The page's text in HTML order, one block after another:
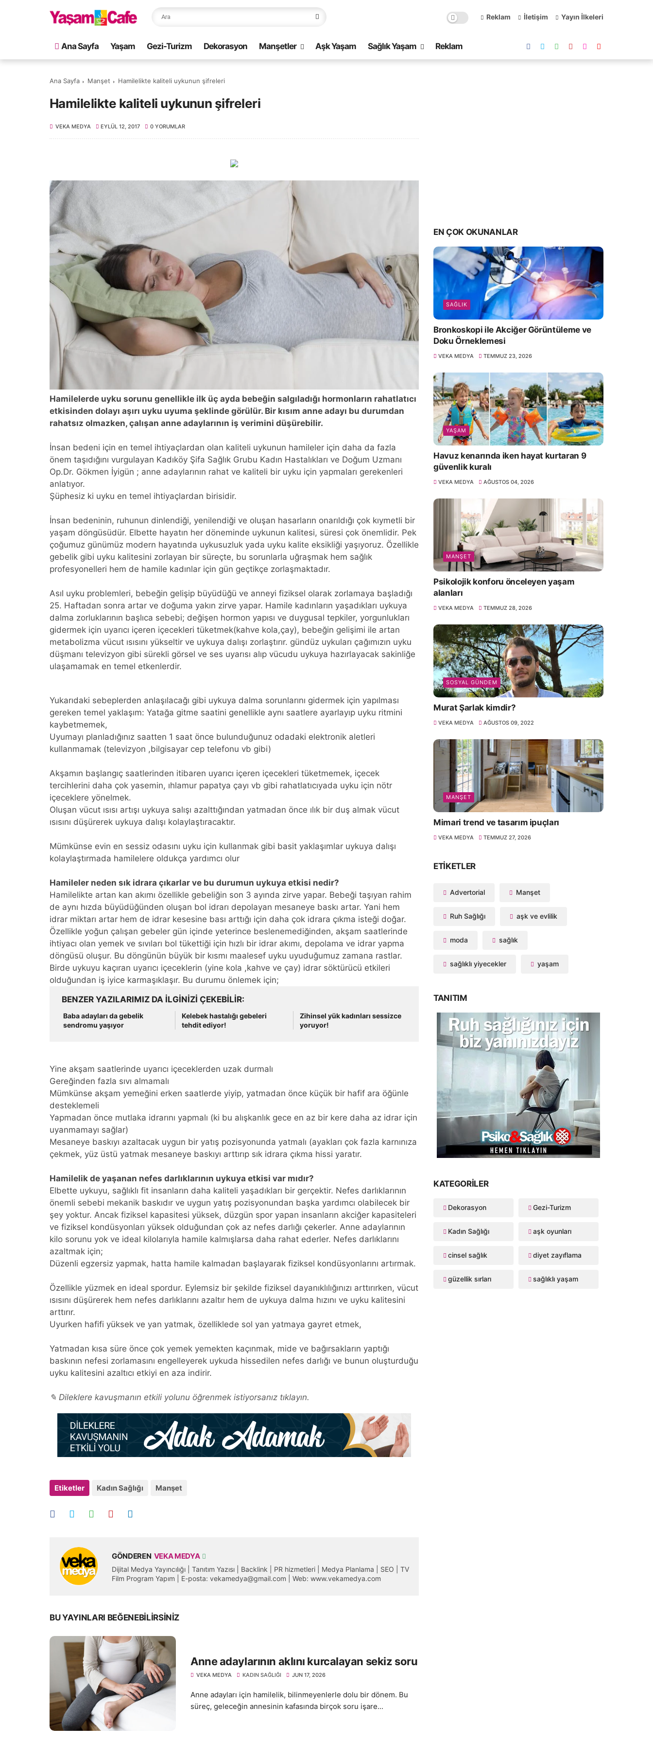
Reklam İletişim Yayın İlkeleri
Ana Sayfa Yaşam Gezi-Turizm Dekorasyon Manşetler Aşk Yaşam Sağlık Yaşam Reklam
Ana Sayfa Manşet Hamilelikte kaliteli uykunun şifreleri
Hamilelikte kaliteli uykunun şifreleri
VEKA MEDYA EYLÜL 12, 2017 0 YORUMLAR
Hamilelerde uyku sorunu genellikle ilk üç ayda bebeğin salgıladığı hormonların rahatlatıcı
etkisinden dolayı aşırı uyku uyuma şeklinde görülür. Bir kısım anne adayı bu durumdan
rahatsız olmazken, çalışan anne adaylarının iş verimini düşürebilir.
İnsan bedeni için en temel ihtiyaçlardan olan kaliteli uykunun hamileler için daha da fazla
önem taşıdığını vurgulayan Kadıköy Şifa Sağlık Grubu Kadın Hastalıkları ve Doğum Uzmanı
Op.Dr. Gökmen İyigün ; anne adaylarının rahat ve kaliteli bir uyku için yapmaları gerekenleri
anlatıyor.
Şüphesiz ki uyku en temel ihtiyaçlardan birisidir.
İnsan bedeninin, ruhunun dinlendiği, yenilendiği ve oluşan hasarların onarıldığı çok kıymetli bir
yaşam döngüsüdür. Elbette hayatın her döneminde uykunun kalitesi, süresi çok önemlidir. Pek
çoğumuz günümüz modern hayatında uykusuzluk yada uyku kalite eksikliği yaşıyoruz. Özellikle
gebelik gibi uyku kalitesini zorlayan bir süreçte, bu sorunlarla uğraşmak hem sağlık
profesyonelleri hem de hamile kadınlar için gün geçtikçe zorlaşmaktadır.
Asıl uyku problemleri, bebeğin gelişip büyüdüğü ve anneyi fiziksel olarak zorlamaya başladığı
25. Haftadan sonra artar ve doğuma yakın zirve yapar. Hamile kadınların yaşadıkları uykuya
dalma zorluklarının başlıca sebebi; değişen hormon yapısı ve duygusal tepkiler, yorgunlukları
gidermek için uyarıcı içeren içecekleri tüketmek(kahve kola,çay), bebeğin gelişimi ile artan
metabolizma vücut ısısını yükseltir ve uykuya dalışı zorlaştırır. gündüz uykuları çağımızın uyku
düşmanı televizyon gibi sürekli görsel ve ses uyarısı alıp vücudu uykuya hazırlayacak sakinliğe
ulaşamamak en temel etkenlerdir.
Yukarıdaki sebeplerden anlaşılacağı gibi uykuya dalma sorunlarını gidermek için yapılması
gereken temel yaklaşım: Yatağa gitme saatini genellikle aynı saatlere ayarlayıp uyku ritmini
kaybetmemek,
Uyumayı planladığınız saatten 1 saat önce bulunduğunuz odadaki elektronik aletleri
kullanmamak (televizyon ,bilgisayar cep telefonu vb gibi)
Akşamın başlangıç saatlerinden itibaren uyarıcı içeren içecekleri tüketmemek, içecek
tercihlerini daha çok yasemin, ıhlamur papatya çayı vb gibi rahatlatıcıyada uyku için nötr
içeceklere yönelmek.
Oluşan vücut ısısı artışı uykuya salışı azalttığından yatmadan önce ılık bir duş almak vücut
ısısını düşürerek uykuya dalışı kolaylaştıracaktır.
Mümkünse evin en sessiz odasını uyku için kullanmak gibi basit yaklaşımlar uykuya dalışı
kolaylaştırmada hamilelere oldukça yardımcı olur
Hamileler neden sık idrara çıkarlar ve bu durumun uykuya etkisi nedir?
Hamilelikte artan kan akımı özellikle gebeliğin son 3 ayında zirve yapar. Bebeği taşıyan rahim
de aynı hızda büyüdüğünden oluşan bol idrarı depolayan mesaneye baskı artar. Yani hem
idrar miktarı artar hem de idrar kesesine bası arttığı için daha çok idrara çıkma isteği doğar.
Özellikle yoğun çalışan gebeler gün içinde yeterince beslenemediğinden, akşam saatlerinde
ihtiyacı olan yemek ve sıvıları bol tükettiği için hızlı bir idrar akımı, depolama ve idrar yapma
döngüsü oluşur. Bu döngünün büyük bir kısmı maalesef uyku uyuduğumuz zamana rastlar.
Birde uykuyu kaçıran uyarıcı içeceklerin (yine kola ,kahve ve çay) idrar söktürücü etkileri
olduğundan iş iyice karmaşıklaşır. Bu durumu önlemek için;
BENZER YAZILARIMIZ DA ILGINIZI ÇEKEBILIR
Baba adayları da gebelik
sendromu yaşıyor
Kelebek hastalığı gebeleri
tehdit ediyor!
Zihinsel yük kadınları sessizce
yoruyor!
Yine akşam saatlerinde uyarıcı içeceklerden uzak durmalı
Gereğinden fazla sıvı almamalı
Mümkünse akşam yemeğini erken saatlerde yiyip, yatmadan önce küçük bir hafif ara öğünle
desteklemeli
Yapmadan önce mutlaka idrarını yapmalı (ki bu alışkanlık gece en az bir kere daha az idrar için
uyanmamayı sağlar)
Mesaneye baskıyı azaltacak uygun bir yatış pozisyonunda yatmalı (ayakları çok fazla karnınıza
çekmek, yüz üstü yatmak mesaneye baskıyı arttırıp sık idrara çıkma hissi yaratır.
Hamilelik de yaşanan nefes darlıklarının uykuya etkisi var mıdır?
Elbette uykuyu, sağlıklı fit insanların daha kaliteli yaşadıkları bir gerçektir. Nefes darlıklarının
önemli sebebi mekanik baskıdır ve uygun yatış pozisyonundan başka yardımcı olabilecek bir
şey yoktur. Ancak fiziksel kapasitesi yüksek, düzgün spor yapan insanların akciğer kapasiteleri
ve fiziksel kondüsyonları yüksek olduğundan çok az nefes darlığı çekerler. Anne adaylarının
kilo sorunu yok ve ideal kilolarıyla hamile kalmışlarsa daha rahat ederler. Nefes darlıklarını
azaltmak için;
Düzenli egzersiz yapmak, hatta hamile kalmadan başlayarak fiziksel kondüsyonlarını artırmak.
Özellikle yüzmek en ideal spordur. Eylemsiz bir şekilde fiziksel dayanıklılığınızı arttırırken, vücut
ısısını düşürerek hem nefes darlıklarını azaltır hem de uykuya dalma hızını ve uyku kalitesini
arttırır.
Uyurken hafifi yüksek ve yan yatmak, özelliklede sol yan yatmaya gayret etmek,
Yatmadan kısa süre önce çok yemek yemekten kaçınmak, mide ve bağırsakların yaptığı
baskının nefesi zorlamasını engelleyerek uykuda hissedilen nefes darlığı ve bunun oluşturduğu
uyku kalitesini azaltıcı etkiyi en aza indirir.
✎ Dileklere kavuşmanın etkili yolunu öğrenmek istiyorsanız tıklayın.
Etiketler Kadın Sağlığı Manşet
GÖNDEREN VEKA MEDYA
Dijital Medya Yayıncılığı | Tanıtım Yazısı | Backlink | PR hizmetleri | Medya Planlama | SEO | TV
Film Program Yapım | E-posta: vekamedya@gmail.com | Web: www.vekamedya.com
BU YAYINLARI BEĞENEBILIRSINIZ
Anne adaylarının aklını kurcalayan sekiz soru
VEKA MEDYA KADIN SAĞLIĞI JUN 17, 2026
Anne adayları için hamilelik, bilinmeyenlerle dolu bir dönem. Bu
süreç, geleceğin annesinin kafasında birçok soru işare...
EN ÇOK OKUNANLAR
SAĞLIK
Bronkoskopi ile Akciğer Görüntüleme ve
Doku Örneklemesi
VEKA MEDYA TEMMUZ 23, 2026
YAŞAM
Havuz kenarında iken hayat kurtaran 9
güvenlik kuralı
VEKA MEDYA AĞUSTOS 04, 2026
MANŞET
Psikolojik konforu önceleyen yaşam
alanları
VEKA MEDYA TEMMUZ 28, 2026
SOSYAL GÜNDEM
Murat Şarlak kimdir?
VEKA MEDYA AĞUSTOS 09, 2022
MANŞET
Mimari trend ve tasarım ipuçları
VEKA MEDYA TEMMUZ 27, 2026
ETIKETLER
Advertorial Manşet
Ruh Sağlığı aşk ve evlilik
moda sağlık
sağlıklı yiyecekler yaşam
TANITIM
KATEGORILER
Dekorasyon Gezi-Turizm
Kadın Sağlığı aşk oyunları
cinsel sağlık diyet zayıflama
güzellik sırları sağlıklı yaşam